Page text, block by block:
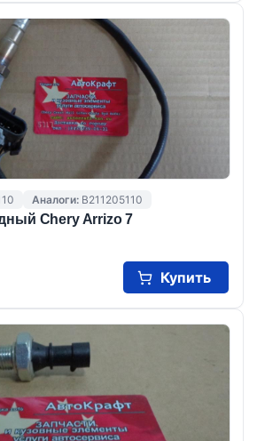
Аналоги: B211205110
Chery Arrizo 7
Купить